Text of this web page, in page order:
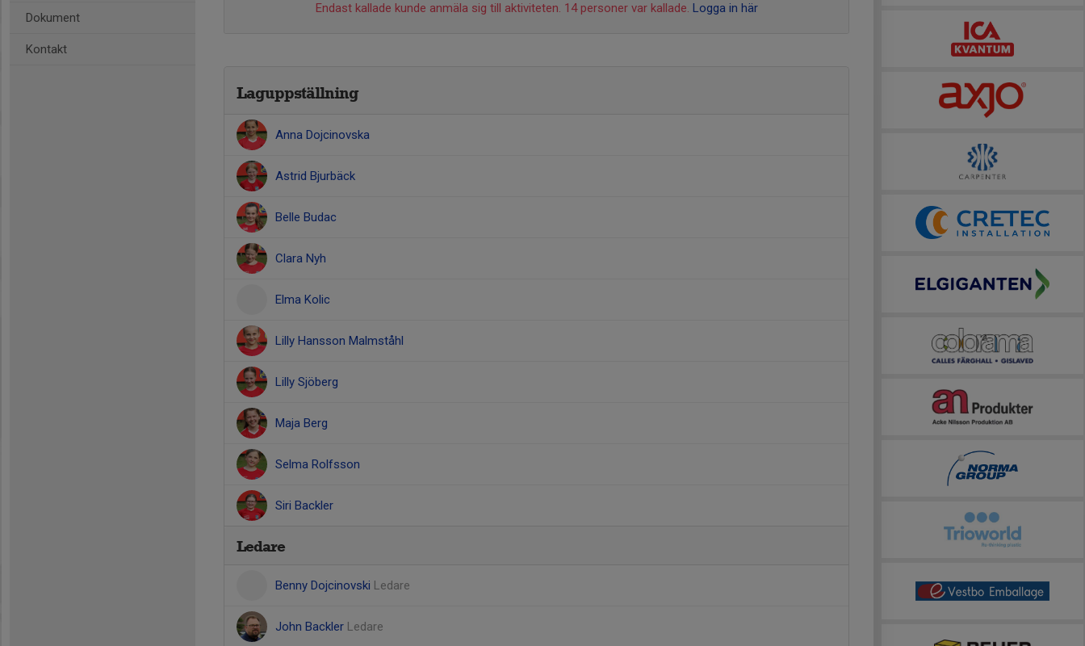
Dokument
Kontakt
Endast kallade kunde anmäla sig till aktiviteten. 14 personer var kallade. Logga in här
Laguppställning
Anna Dojcinovska
Astrid Bjurbäck
Belle Budac
Clara Nyh
Elma Kolic
Lilly Hansson Malmståhl
Lilly Sjöberg
Maja Berg
Selma Rolfsson
Siri Backler
Ledare
Benny Dojcinovski Ledare
John Backler Ledare